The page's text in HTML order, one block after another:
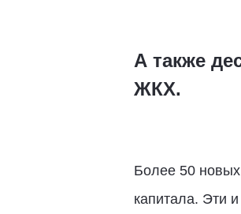
А также
ЖКХ.
Более 50 новых
капитала. Эти